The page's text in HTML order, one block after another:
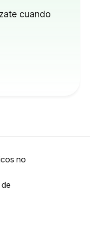
cuando
no